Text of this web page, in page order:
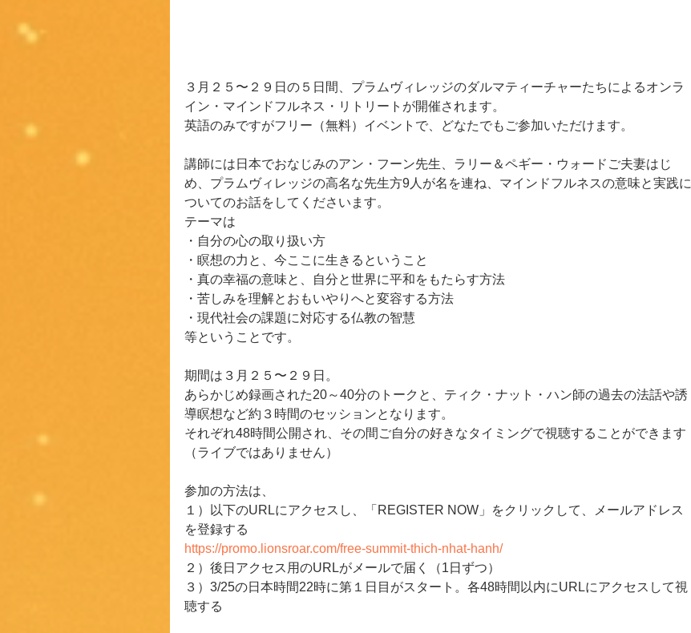
３月２５〜２９日の５日間、プラムヴィレッジのダルマティーチャーたちによるオンラ
イン・マインドフルネス・リトリートが開催されます。
英語のみですがフリー（無料）イベントで、どなたでもご参加いただけます。
講師には日本でおなじみのアン・フーン先生、ラリー＆ペギー・ウォードご夫妻はじ
め、プラムヴィレッジの高名な先生方9人が名を連ね、マインドフルネスの意味と実践に
ついてのお話をしてくださいます。
テーマは
・自分の心の取り扱い方
・瞑想の力と、今ここに生きるということ
・真の幸福の意味と、自分と世界に平和をもたらす方法
・苦しみを理解とおもいやりへと変容する方法
・現代社会の課題に対応する仏教の智慧
等ということです。
期間は３月２５〜２９日。
あらかじめ録画された20～40分のトークと、ティク・ナット・ハン師の過去の法話や誘
導瞑想など約３時間のセッションとなります。
それぞれ48時間公開され、その間ご自分の好きなタイミングで視聴することができます
（ライブではありません）
参加の方法は、
１）以下のURLにアクセスし、「REGISTER NOW」をクリックして、メールアドレス
を登録する
https://promo.lionsroar.com/free-summit-thich-nhat-hanh/
２）後日アクセス用のURLがメールで届く（1日ずつ）
３）3/25の日本時間22時に第１日目がスタート。各48時間以内にURLにアクセスして視
聴する